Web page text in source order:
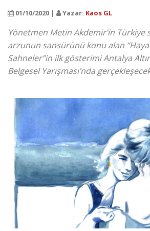
01/10/2020 | Yazar: Kaos GL
Yönetmen Metin Akdemir’in Türkiye
arzunun sansürünü konu alan
Sahneler”in ilk gösterimi Antalya
Belgesel Yarışması’nda